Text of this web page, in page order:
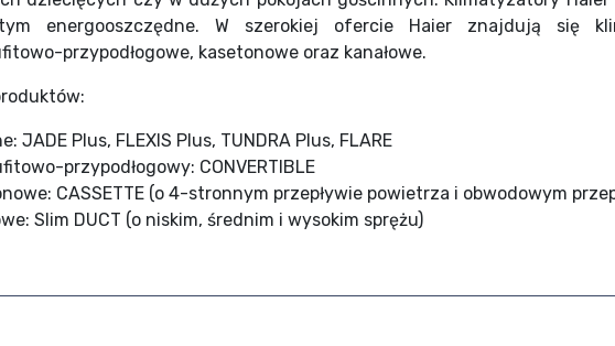
energooszczędne. W szerokiej ofercie Haier znajdują się
przypodłogowe, kasetonowe oraz kanałowe.
JADE Plus, FLEXIS Plus, TUNDRA Plus, FLARE
przypodłogowy: CONVERTIBLE
CASSETTE (o 4-stronnym przepływie powietrza i obwodowym
Slim DUCT (o niskim, średnim i wysokim sprężu)